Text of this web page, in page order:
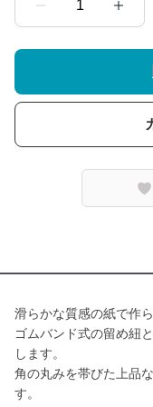
1
滑らかな質感の紙で作
ゴムバンド式の留め紐
します。
角の丸みを帯びた上品
す。